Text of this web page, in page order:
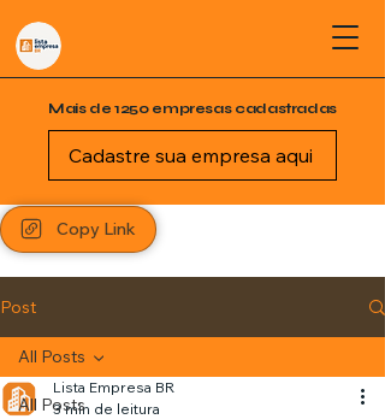
Mais de 1250 empresas cadastradas
Cadastre sua empresa aqui
Copy Link
Post
All Posts
All Posts
Lista Empresa BR
3 min de leitura